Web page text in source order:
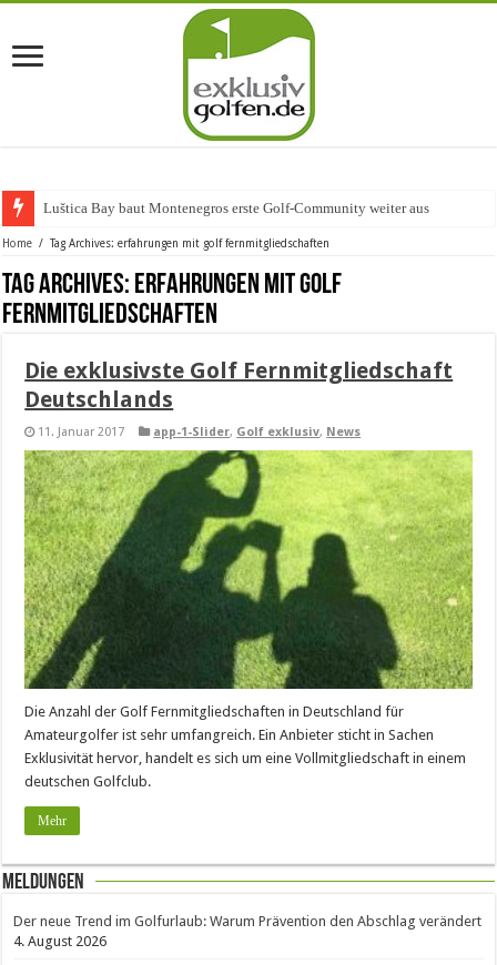
Luštica Bay baut Montenegros erste Golf-Community weiter aus
Home / Tag Archives: erfahrungen mit golf fernmitgliedschaften
Tag Archives: erfahrungen mit golf
fernmitgliedschaften
Die exklusivste Golf Fernmitgliedschaft
Deutschlands
11. Januar 2017 app-1-Slider, Golf exklusiv, News
Die Anzahl der Golf Fernmitgliedschaften in Deutschland für
Amateurgolfer ist sehr umfangreich. Ein Anbieter sticht in Sachen
Exklusivität hervor, handelt es sich um eine Vollmitgliedschaft in einem
deutschen Golfclub.
Mehr
Meldungen
Der neue Trend im Golfurlaub: Warum Prävention den Abschlag verändert
4. August 2026